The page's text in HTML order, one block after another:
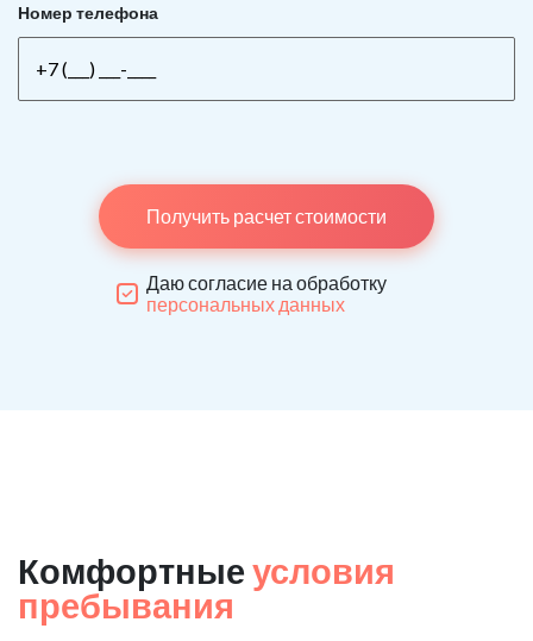
Номер телефона
Получить расчет стоимости
Даю согласие на обработку
персональных данных
Комфортные условия
пребывания